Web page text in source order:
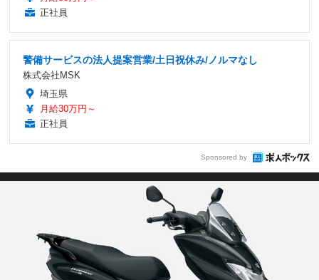
正社員
警備サービスの法人提案営業/土日祝休み/ノルマなし
株式会社MSK
埼玉県
月給30万円～
正社員
Sponsored by